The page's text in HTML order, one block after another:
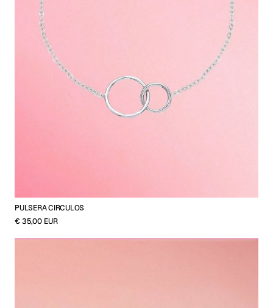
PULSERA CIRCULOS
€ 35,00 EUR